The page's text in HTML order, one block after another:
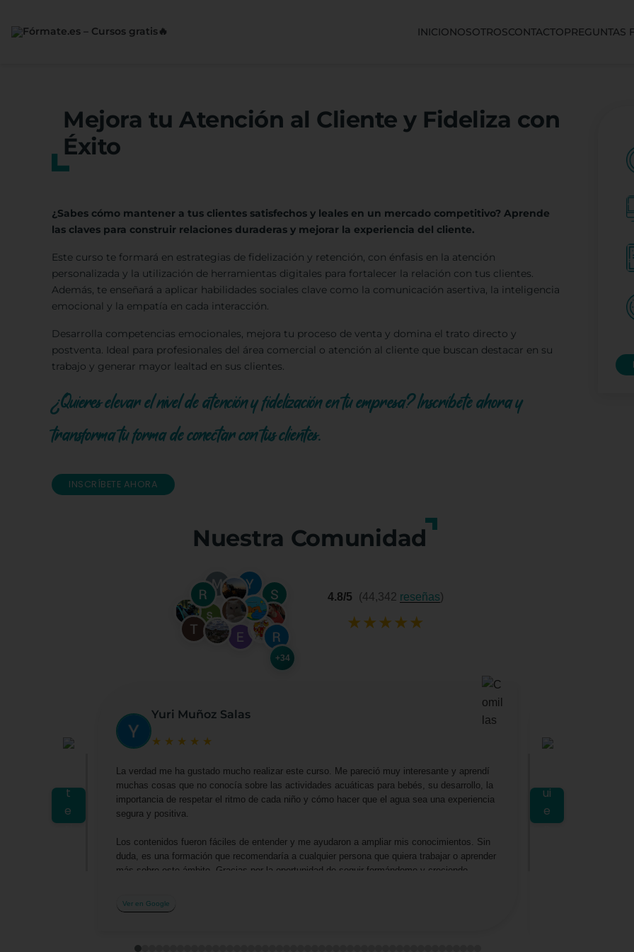
INICIONOSOTROSCONTACTOPREGUNTAS
Mejora tu Atención al Cliente y Fideliza con
Éxito
¿Sabes cómo mantener a tus clientes satisfechos y leales en un mercado competitivo? Aprende
las claves para construir relaciones duraderas y mejorar la experiencia del cliente.
Este curso te formará en estrategias de fidelización y retención, con énfasis en la atención
personalizada y la utilización de herramientas digitales para fortalecer la relación con tus clientes.
Además, te enseñará a aplicar habilidades sociales clave como la comunicación asertiva, la inteligencia
emocional y la empatía en cada interacción.
Desarrolla competencias emocionales, mejora tu proceso de venta y domina el trato directo y
postventa. Ideal para profesionales del área comercial o atención al cliente que buscan destacar en su
trabajo y generar mayor lealtad en sus clientes.
¿Quieres elevar el nivel de atención y fidelización en tu empresa? Inscríbete ahora y
transforma tu forma de conectar con tus clientes.
INSCRÍBETE AHORA
Nuestra Comunidad
+34
4.8/5 (44,342 reseñas)
★★★★★
Yuri Muñoz Salas
★ ★ ★ ★ ★
La verdad me ha gustado mucho realizar este curso. Me pareció muy interesante y aprendí
muchas cosas que no conocía sobre las actividades acuáticas para bebés, su desarrollo, la
importancia de respetar el ritmo de cada niño y cómo hacer que el agua sea una experiencia
segura y positiva.
Los contenidos fueron fáciles de entender y me ayudaron a ampliar mis conocimientos. Sin
duda, es una formación que recomendaría a cualquier persona que quiera trabajar o aprender
más sobre este ámbito. Gracias por la oportunidad de seguir formándome y creciendo
Ver en Google
lo amé, aprendí y
planeta y como